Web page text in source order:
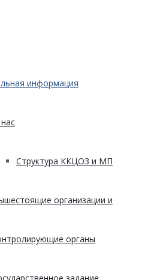
информация
Структура ККЦОЗ и МП
организации и
органы